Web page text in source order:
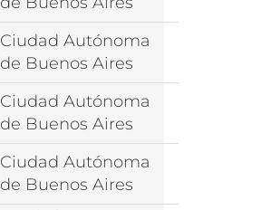
Ciudad Autónoma
de Buenos Aires
Ciudad Autónoma
de Buenos Aires
Ciudad Autónoma
de Buenos Aires